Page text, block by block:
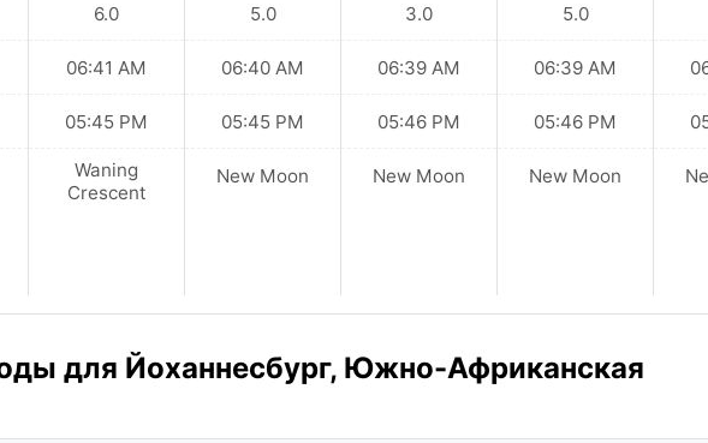
6.0
06:41 AM
05:45 PM
Waning
Crescent
5.0
06:40 AM
05:45 PM
New Moon
3.0
06:39 AM
05:46 PM
New Moon
5.0
06:39 AM
05:46 PM
New Moon
для Йоханнесбург, Южно-Африканская